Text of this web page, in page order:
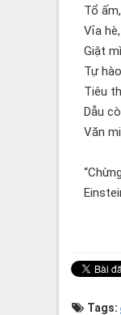
Tổ
Vỉa
Giật
Tự
Tiêu
Dẫu
Văn
Tags: